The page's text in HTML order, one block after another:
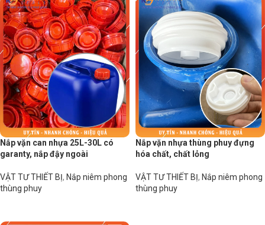
Nắp vặn can nhựa 25L-30L có
garanty, nắp đậy ngoài
VẬT TƯ THIẾT BỊ, Nắp niêm phong
thùng phuy
Nắp vặn nhựa thùng phuy đựng
hóa chất, chất lỏng
VẬT TƯ THIẾT BỊ, Nắp niêm phong
thùng phuy